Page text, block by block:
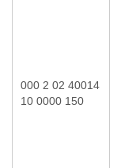
000 2 02 40014
10 0000 150